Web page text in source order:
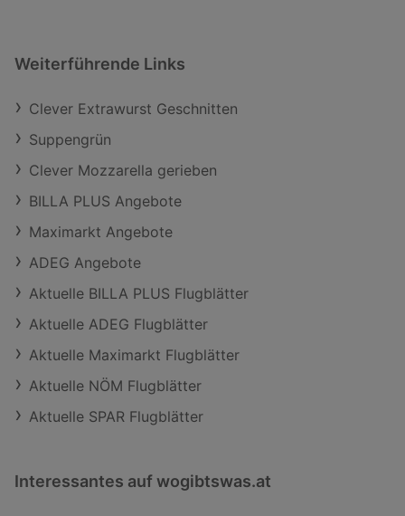
Weiterführende Links
Clever Extrawurst Geschnitten
Suppengrün
Clever Mozzarella gerieben
BILLA PLUS Angebote
Maximarkt Angebote
ADEG Angebote
Aktuelle BILLA PLUS Flugblätter
Aktuelle ADEG Flugblätter
Aktuelle Maximarkt Flugblätter
Aktuelle NÖM Flugblätter
Aktuelle SPAR Flugblätter
Interessantes auf wogibtswas.at